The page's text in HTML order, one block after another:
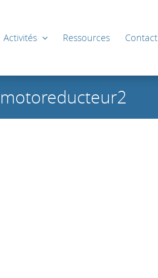
Activités Ressources Contact